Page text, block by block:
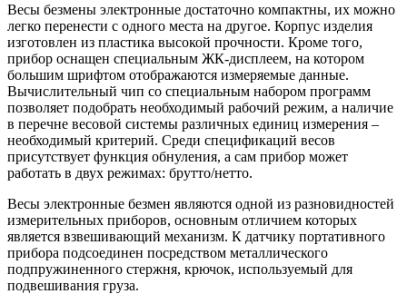
Весы безмены электронные достаточно компактны, их можно
легко перенести с одного места на другое. Корпус изделия
изготовлен из пластика высокой прочности. Кроме того,
прибор оснащен специальным ЖК-дисплеем, на котором
большим шрифтом отображаются измеряемые данные.
Вычислительный чип со специальным набором программ
позволяет подобрать необходимый рабочий режим, а наличие
в перечне весовой системы различных единиц измерения –
необходимый критерий. Среди спецификаций весов
присутствует функция обнуления, а сам прибор может
работать в двух режимах: брутто/нетто.
Весы электронные безмен являются одной из разновидностей
измерительных приборов, основным отличием которых
является взвешивающий механизм. К датчику портативного
прибора подсоединен посредством металлического
подпружиненного стержня, крючок, используемый для
подвешивания груза.